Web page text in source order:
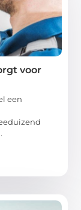
voor
een